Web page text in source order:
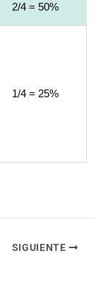
2/4 = 50%
1/4 = 25%
SIGUIENTE